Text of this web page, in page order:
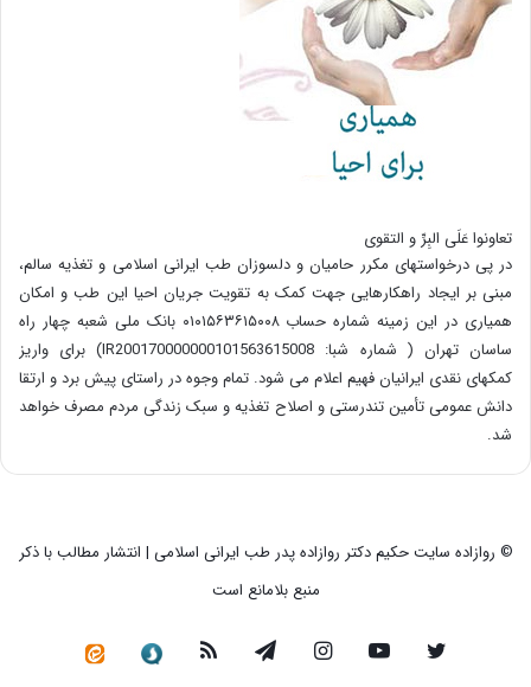
تعاونوا عَلَی البِرِّ و التقوی
در پی درخواستهای مکرر حامیان و دلسوزان طب ایرانی اسلامی و تغذیه سالم،
مبنی بر ایجاد راهکارهایی جهت کمک به تقویت جریان احیا این طب و امکان
همیاری در این زمینه شماره حساب ۰۱۰۱۵۶۳۶۱۵۰۰۸ بانک ملی شعبه چهار راه
ساسان تهران ( شماره شبا: IR200170000000101563615008) برای واریز
کمکهای نقدی ایرانیان فهیم اعلام می شود. تمام وجوه در راستای پیش برد و ارتقا
دانش عمومی تأمین تندرستی و اصلاح تغذیه و سبک زندگی مردم مصرف خواهد
شد.
© روازاده سایت حکیم دکتر روازاده پدر طب ایرانی اسلامی | انتشار مطالب با ذکر
منبع بلامانع است
توییتر یوتیوب اینستاگرامتلگرام خوراک سروش